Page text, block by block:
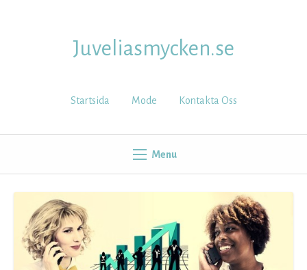
Juveliasmycken.se
Startsida Mode Kontakta Oss
Menu